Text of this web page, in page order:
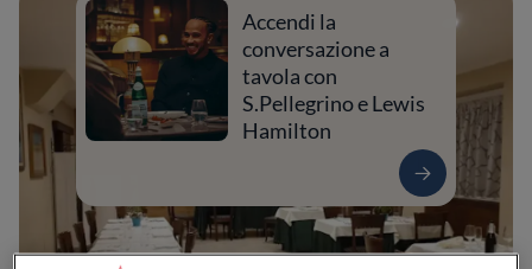
Accendi la
conversazione a
tavola con
S.Pellegrino e Lewis
Hamilton